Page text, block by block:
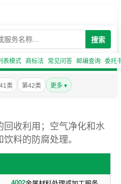
搜索
表模式 商标法 常见问答 邮编查询 委托
类 第42类 更多 ▾
回收利用；空气净化和水
料的防腐处理。